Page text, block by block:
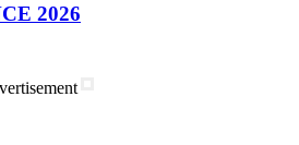
2026